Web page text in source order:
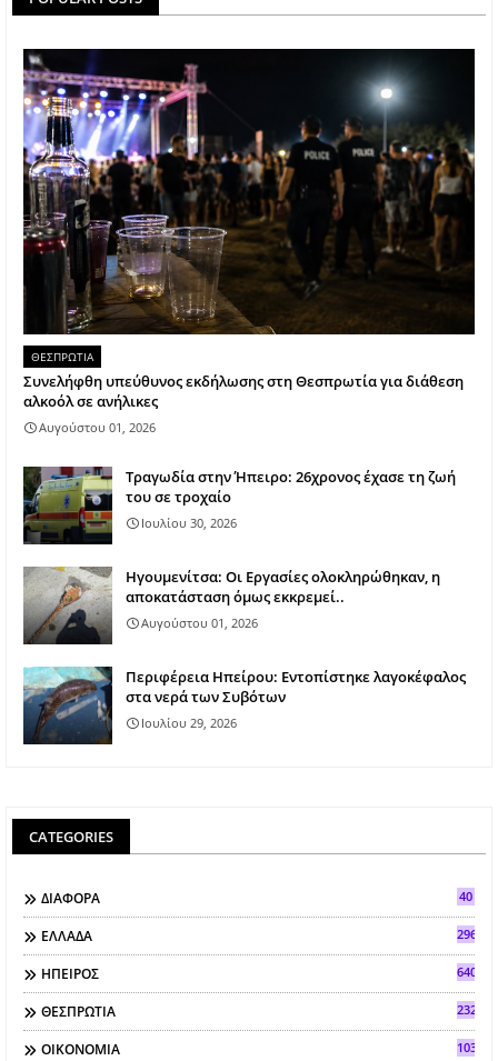
ΘΕΣΠΡΩΤΙΑ
Συνελήφθη υπεύθυνος εκδήλωσης στη Θεσπρωτία για διάθεση
αλκοόλ σε ανήλικες
Αυγούστου 01, 2026
Τραγωδία στην Ήπειρο: 26χρονος έχασε τη ζωή
του σε τροχαίο
Ιουλίου 30, 2026
Ηγουμενίτσα: Οι Εργασίες ολοκληρώθηκαν, η
αποκατάσταση όμως εκκρεμεί..
Αυγούστου 01, 2026
Περιφέρεια Ηπείρου: Εντοπίστηκε λαγοκέφαλος
στα νερά των Συβότων
Ιουλίου 29, 2026
CATEGORIES
ΔΙΑΦΟΡΑ 40
ΕΛΛΑΔΑ 296
ΗΠΕΙΡΟΣ 640
ΘΕΣΠΡΩΤΙΑ 2321
ΟΙΚΟΝΟΜΙΑ 103